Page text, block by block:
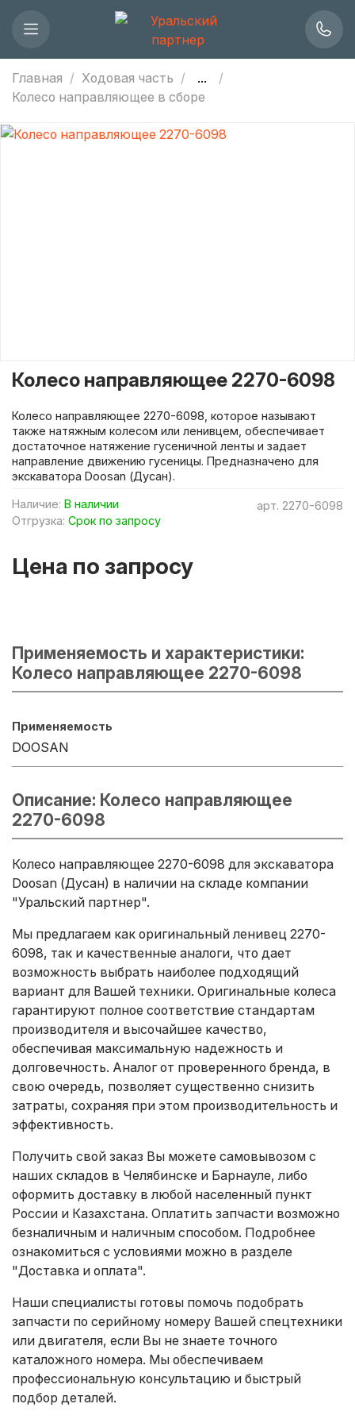
Главная Ходовая часть
...
Колесо направляющее в сборе
арт. 2270-6098
Наличие: В наличии
Отгрузка: Срок по запросу
Колесо направляющее 2270-6098
Цена по запросу
Колесо направляющее 2270-6098, которое называют
также натяжным колесом или ленивцем, обеспечивает
достаточное натяжение гусеничной ленты и задает
направление движению гусеницы. Предназначено для
экскаватора Doosan (Дусан).
Применяемость и характеристики:
Колесо направляющее 2270-6098
Применяемость
DOOSAN
Описание: Колесо направляющее
2270-6098
Колесо направляющее 2270-6098 для экскаватора
Doosan (Дусан) в наличии на складе компании
"Уральский партнер".
Мы предлагаем как оригинальный ленивец 2270-
6098, так и качественные аналоги, что дает
возможность выбрать наиболее подходящий
вариант для Вашей техники. Оригинальные колеса
гарантируют полное соответствие стандартам
производителя и высочайшее качество,
обеспечивая максимальную надежность и
долговечность. Аналог от проверенного бренда, в
свою очередь, позволяет существенно снизить
затраты, сохраняя при этом производительность и
эффективность.
Получить свой заказ Вы можете самовывозом с
наших складов в Челябинске и Барнауле, либо
оформить доставку в любой населенный пункт
России и Казахстана. Оплатить запчасти возможно
безналичным и наличным способом. Подробнее
ознакомиться с условиями можно в разделе
"Доставка и оплата".
Наши специалисты готовы помочь подобрать
запчасти по серийному номеру Вашей спецтехники
или двигателя, если Вы не знаете точного
каталожного номера. Мы обеспечиваем
профессиональную консультацию и быстрый
подбор деталей.